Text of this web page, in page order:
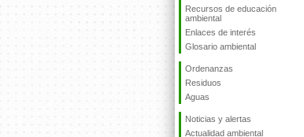
Recursos de educación
ambiental
Enlaces de interés
Glosario ambiental
Ordenanzas
Residuos
Aguas
Noticias y alertas
Actualidad ambiental